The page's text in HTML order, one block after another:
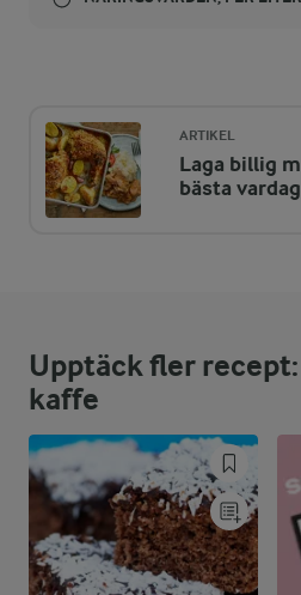
ENERGIDISTRIBUTION %
NÄRINGSVÄRDEN PER LITER
Fett:
25,3 %
24,1 g
Kolhydrater:
61,2 %
126,9 g
ARTIKEL
Laga billig
bästa
Upptäck fler
kaffe